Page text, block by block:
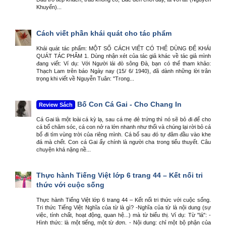
Khuyến)...
Cách viết phần khái quát cho tác phẩm
Khái quát tác phẩm: MỘT SỐ CÁCH VIẾT CÓ THỂ DÙNG ĐỂ KHÁI
QUÁT TÁC PHẨM 1. Dùng nhận xét của tác giả khác về tác giả mình
đang viết: Ví dụ: Với Người lái đò sông Đà, bạn có thể tham khảo:
Thạch Lam trên báo Ngày nay (15/ 6/ 1940), đã dành những lời trân
trọng khi viết về Nguyễn Tuân: "Trong...
Review Sách Bố Con Cá Gai - Cho Chang In
Cá Gai là một loài cá kỳ lạ, sau cá mẹ đẻ trứng thì nó sẽ bỏ đi để cho
cá bố chăm sóc, cá con nở ra lớn nhanh như thổi và chúng lại rời bỏ cá
bố đi tìm vùng trời của riêng mình. Cá bố sau đó tự đâm đầu vào khe
đá mà chết. Con cá Gai ấy chính là người cha trong tiểu thuyết. Câu
chuyện khá nặng nề...
Thực hành Tiếng Việt lớp 6 trang 44 – Kết nối tri
thức với cuộc sống
Thực hành Tiếng Việt lớp 6 trang 44 – Kết nối tri thức với cuộc sống.
Tri thức Tiếng Việt Nghĩa của từ là gì? -Nghĩa của từ là nội dung (sự
việc, tính chất, hoạt động, quan hệ...) mà từ biểu thị. Ví dụ: Từ "lá": -
Hình thức: là một tiếng, một từ đơn. - Nội dung: chỉ một bộ phận của